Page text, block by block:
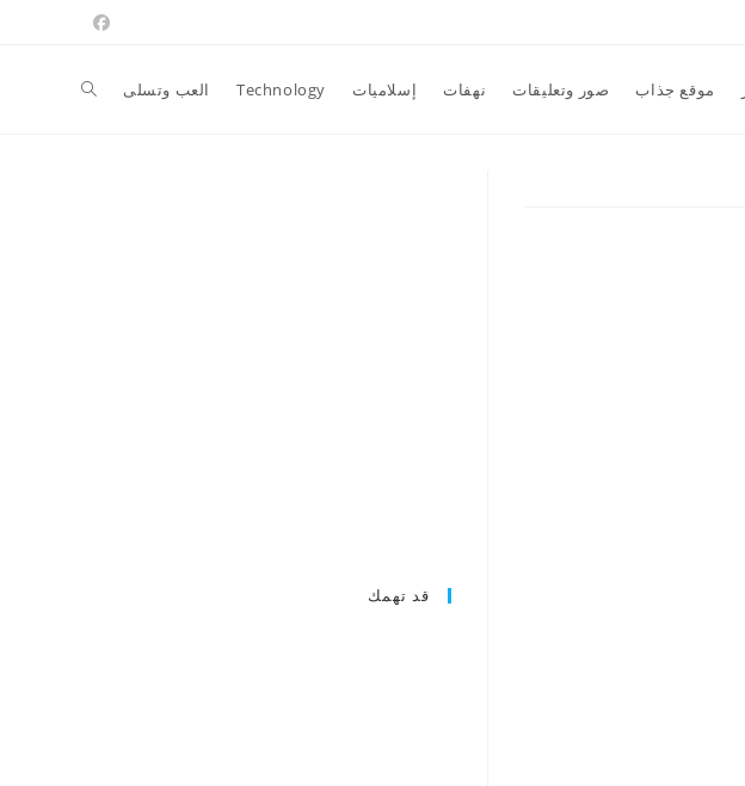
موقع جذاب صور وتعليقات نهفات إسلاميات Technology العب وتسلى Toggle
قد تهمك